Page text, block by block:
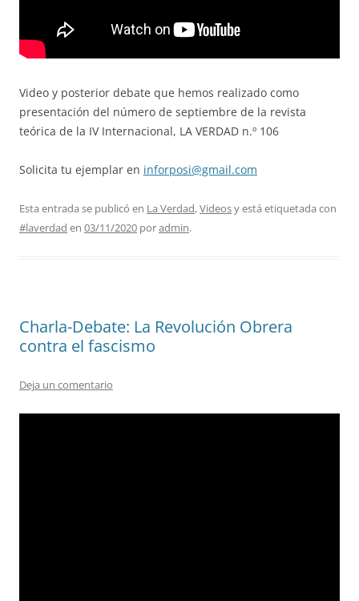
Video y posterior debate que hemos realizado como
presentación del número de septiembre de la revista
teórica de la IV Internacional, LA VERDAD n.º 106
Solicita tu ejemplar en inforposi@gmail.com
Esta entrada se publicó en La Verdad,Videosy está etiquetada con
#laverdad en 03/11/2020 poradmin.
Charla-Debate: La Revolución Obrera
contra el fascismo
Deja un comentario